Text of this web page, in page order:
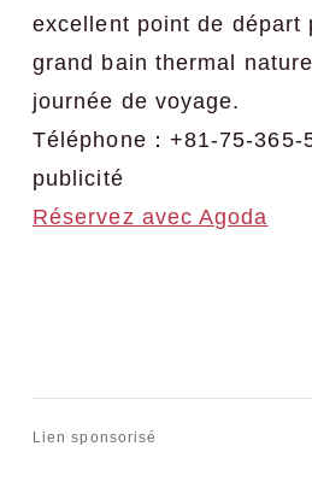
excellent point de départ
grand bain thermal
journée de voyage.
Téléphone：+81-75-365-
publicité
Réservez avec Agoda
Lien sponsorisé